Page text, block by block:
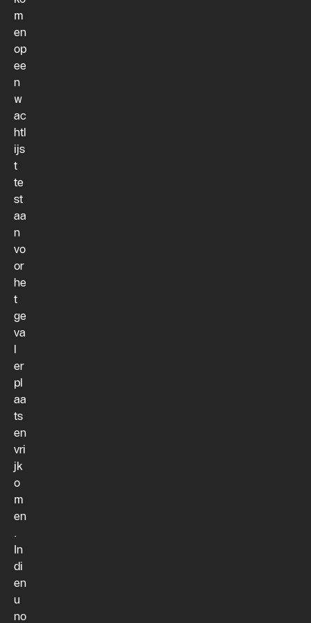
m
en
op
ee
n
w
ac
htl
ijs
t
te
st
aa
n
vo
or
he
t
ge
va
l
er
pl
aa
ts
en
vri
jk
o
m
en
.
In
di
en
u
no